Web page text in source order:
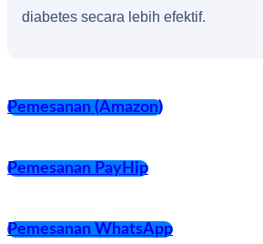
diabetes secara lebih efektif.
Pemesanan (Amazon)
Pemesanan PayHip
Pemesanan WhatsApp